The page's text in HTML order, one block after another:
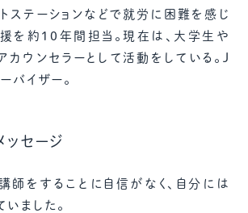
ステーションなどで就労に困難を感じ
を約10年間担当。現在は、大学生や
カウンセラーとして活動をしている。J
バイザー。
ッセージ
師をすることに自信がなく、自分には
ました。